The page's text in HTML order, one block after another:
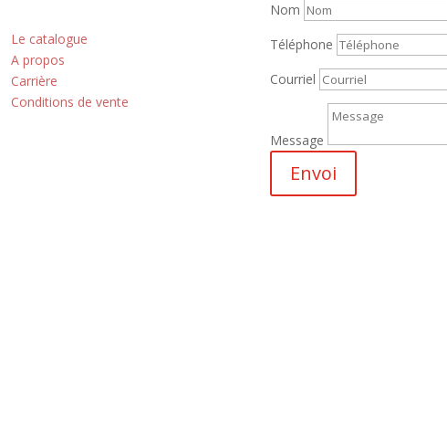
Le catalogue
A propos
Carrière
Conditions de vente
Nom
Téléphone
Courriel
Message
Envoi